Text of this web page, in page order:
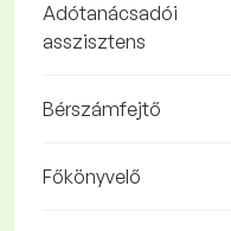
Adótanácsadói
asszisztens
Bérszámfejtő
Főkönyvelő